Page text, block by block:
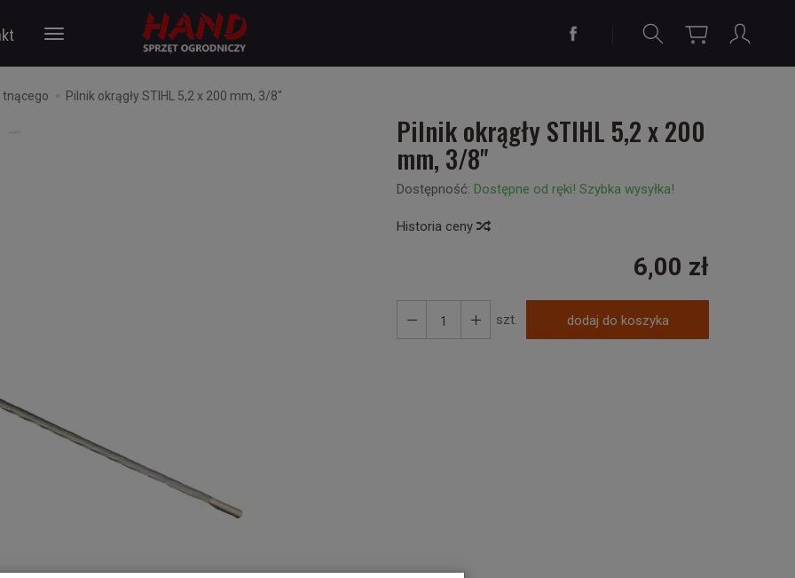
Pilnik okrągły STIHL 5,2 x 200 mm, 3/8"
Pilnik okrągły STIHL 5,2 x 200
mm, 3/8"
Dostępność: Dostępne od ręki! Szybka wysyłka!
Historia ceny
6,00 zł
szt. dodaj do koszyka